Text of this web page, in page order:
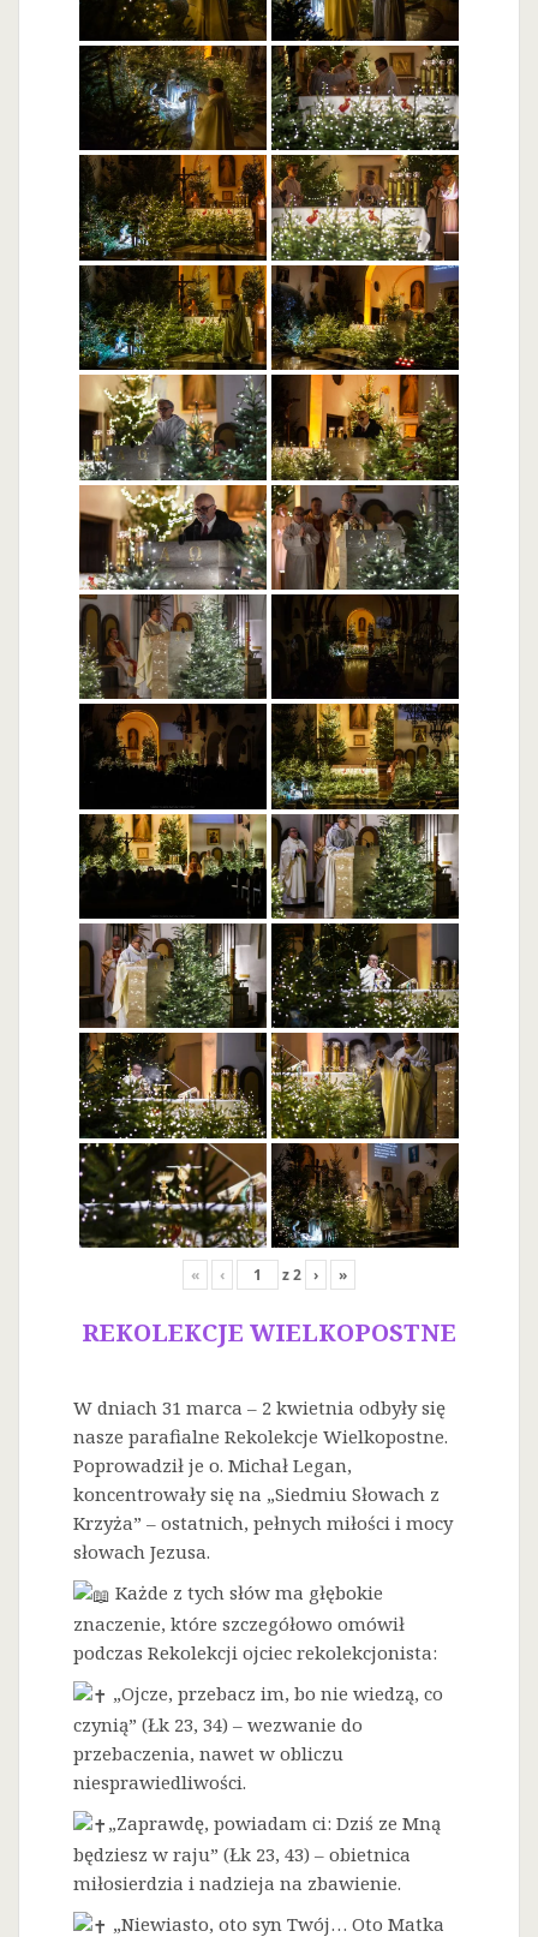
« ‹ z2 › »
REKOLEKCJE WIELKOPOSTNE
W dniach 31 marca – 2 kwietnia odbyły się
nasze parafialne Rekolekcje Wielkopostne.
Poprowadził je o. Michał Legan,
koncentrowały się na „Siedmiu Słowach z
Krzyża” – ostatnich, pełnych miłości i mocy
słowach Jezusa.
Każde z tych słów ma głębokie
znaczenie, które szczegółowo omówił
podczas Rekolekcji ojciec rekolekcjonista:
„Ojcze, przebacz im, bo nie wiedzą, co
czynią” (Łk 23, 34) – wezwanie do
przebaczenia, nawet w obliczu
niesprawiedliwości.
„Zaprawdę, powiadam ci: Dziś ze Mną
będziesz w raju” (Łk 23, 43) – obietnica
miłosierdzia i nadzieja na zbawienie.
„Niewiasto, oto syn Twój… Oto Matka